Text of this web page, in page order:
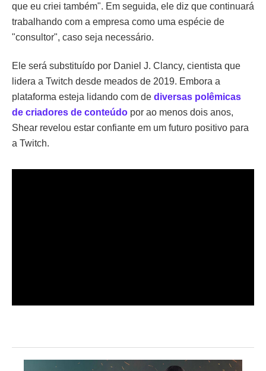
que eu criei também". Em seguida, ele diz que continuará
trabalhando com a empresa como uma espécie de
"consultor", caso seja necessário.
Ele será substituído por Daniel J. Clancy, cientista que
lidera a Twitch desde meados de 2019. Embora a
plataforma esteja lidando com de diversas polêmicas
de criadores de conteúdo por ao menos dois anos,
Shear revelou estar confiante em um futuro positivo para
a Twitch.